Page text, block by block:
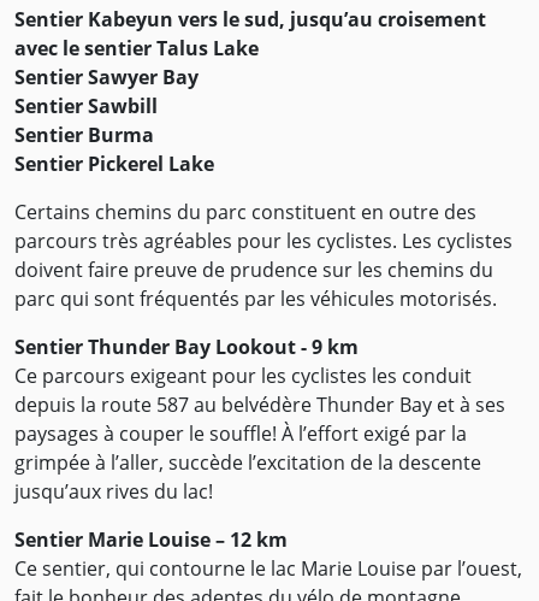
Sentier Kabeyun vers le sud, jusqu’au croisement
avec le sentier Talus Lake
Sentier Sawyer Bay
Sentier Sawbill
Sentier Burma
Sentier Pickerel Lake
Certains chemins du parc constituent en outre des
parcours très agréables pour les cyclistes. Les cyclistes
doivent faire preuve de prudence sur les chemins du
parc qui sont fréquentés par les véhicules motorisés.
Sentier Thunder Bay Lookout - 9 km
Ce parcours exigeant pour les cyclistes les conduit
depuis la route 587 au belvédère Thunder Bay et à ses
paysages à couper le souffle! À l’effort exigé par la
grimpée à l’aller, succède l’excitation de la descente
jusqu’aux rives du lac!
Sentier Marie Louise – 12 km
Ce sentier, qui contourne le lac Marie Louise par l’ouest,